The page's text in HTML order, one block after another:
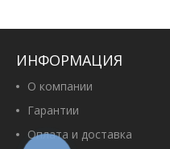
ИНФОРМАЦИЯ
О компании
Гарантии
Оплата и доставка